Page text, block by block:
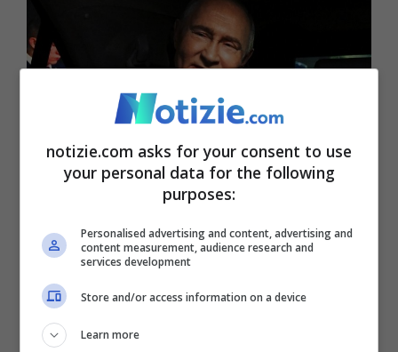
Bertolotti (Start Insight): “L’Europa non è una minaccia per
L’Ucraina e gli alleati europei hanno
notizie.com asks for your consent to use
your personal data for the following
purposes:
Personalised advertising and content, advertising and
content measurement, audience research and
services development
Store and/or access information on a device
Learn more